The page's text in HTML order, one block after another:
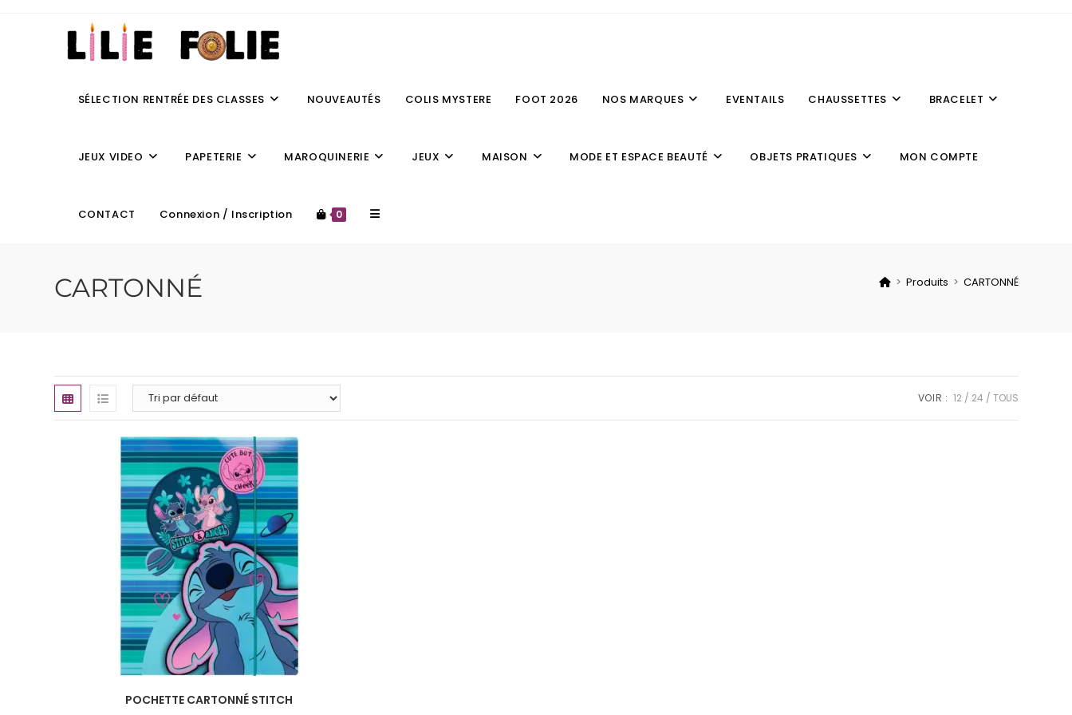
SÉLECTION RENTRÉE DES CLASSES NOUVEAUTÉS COLIS MYSTERE FOOT 2026 NOS MARQUES EVENTAILS CHAUSSETTES BRACELET
JEUX VIDEO PAPETERIE MAROQUINERIE JEUX MAISON MODE ET ESPACE BEAUTÉ OBJETS PRATIQUES MON COMPTE
CONTACT Connexion / Inscription 0
CARTONNÉ > Produits > CARTONNÉ
VOIR : 12 24 TOUS
POCHETTE CARTONNÉ STITCH